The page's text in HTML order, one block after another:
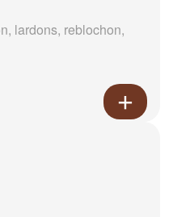
lardons, reblochon,